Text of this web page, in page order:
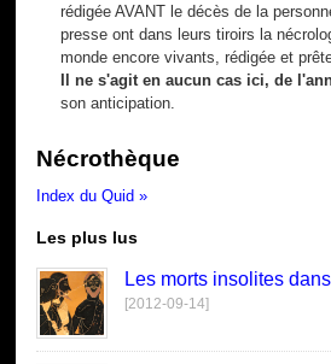
rédigée AVANT le décès de la
presse ont dans leurs tiroirs la
monde encore vivants, rédigée et
Il ne s'agit en aucun cas ici, de
son anticipation.
Nécrothèque
Index du Quid »
Les plus lus
Les morts insolites
[2012-09-14]